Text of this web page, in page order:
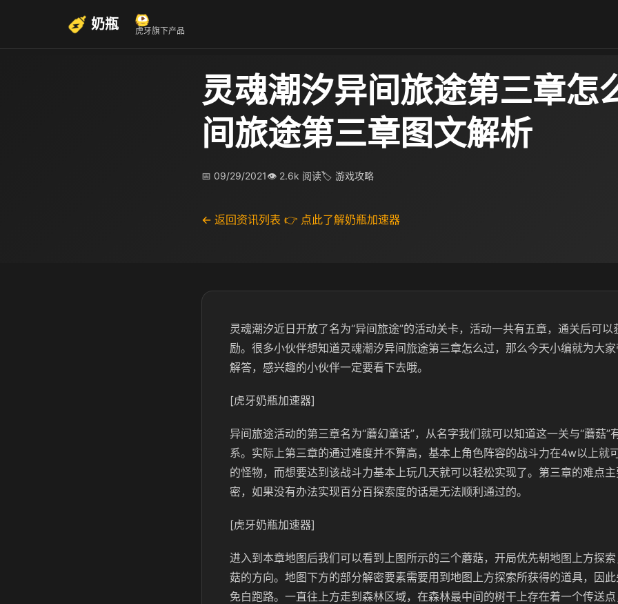
奶瓶 虎牙旗下产品
灵魂潮汐异间旅途第三章怎
间旅途第三章图文解析
📅 09/29/2021👁 2.6k 阅读🏷 游戏攻略
← 返回资讯列表 👉 点此了解奶瓶加速器
灵魂潮汐近日开放了名为“异间旅途”的活动关卡，活动一共有五章，通关后可以
励。很多小伙伴想知道灵魂潮汐异间旅途第三章怎么过，那么今天小编就为大
解答，感兴趣的小伙伴一定要看下去哦。
[虎牙奶瓶加速器]
异间旅途活动的第三章名为“蘑幻童话”，从名字我们就可以知道这一关与“蘑菇”
系。实际上第三章的通过难度并不算高，基本上角色阵容的战斗力在4w以上就
的怪物，而想要达到该战斗力基本上玩几天就可以轻松实现了。第三章的难点
密，如果没有办法实现百分百探索度的话是无法顺利通过的。
[虎牙奶瓶加速器]
进入到本章地图后我们可以看到上图所示的三个蘑菇，开局优先朝地图上方探
菇的方向。地图下方的部分解密要素需要用到地图上方探索所获得的道具，因
免白跑路。一直往上方走到森林区域，在森林最中间的树干上存在着一个传送